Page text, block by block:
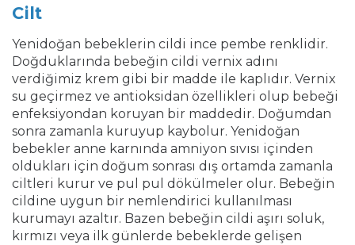
Cilt
Yenidoğan bebeklerin cildi ince pembe renklidir.
Doğduklarında bebeğin cildi vernix adını
verdiğimiz krem gibi bir madde ile kaplıdır. Vernix
su geçirmez ve antioksidan özellikleri olup bebeği
enfeksiyondan koruyan bir maddedir. Doğumdan
sonra zamanla kuruyup kaybolur. Yenidoğan
bebekler anne karnında amniyon sıvısı içinden
oldukları için doğum sonrası dış ortamda zamanla
ciltleri kurur ve pul pul dökülmeler olur. Bebeğin
cildine uygun bir nemlendirici kullanılması
kurumayı azaltır. Bazen bebeğin cildi aşırı soluk,
kırmızı veya ilk günlerde bebeklerde gelişen